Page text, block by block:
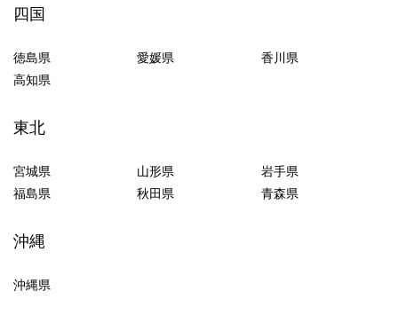
四国
徳島県 愛媛県
香川県
高知県
東北
宮城県 山形県
岩手県
福島県
秋田県 青森県
沖縄
沖縄県